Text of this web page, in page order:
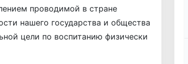
проводимой в стране
нашего государства и общества
цели по воспитанию физически